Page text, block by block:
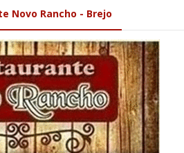
Novo Rancho - Brejo